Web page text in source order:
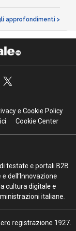
approfondimenti >
e Cookie Policy
Cookie Center
testate e portali B2B
dell’Innovazione
cultura digitale e
italiane.
registrazione 1927.